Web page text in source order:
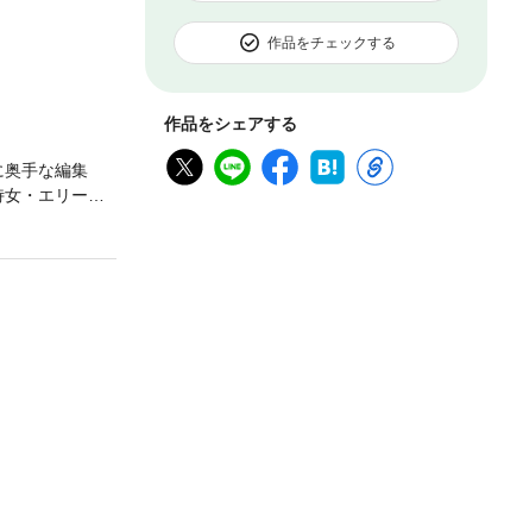
作品をチェックする
作品をシェアする
奥手な編集
・エリーと
て小説の世